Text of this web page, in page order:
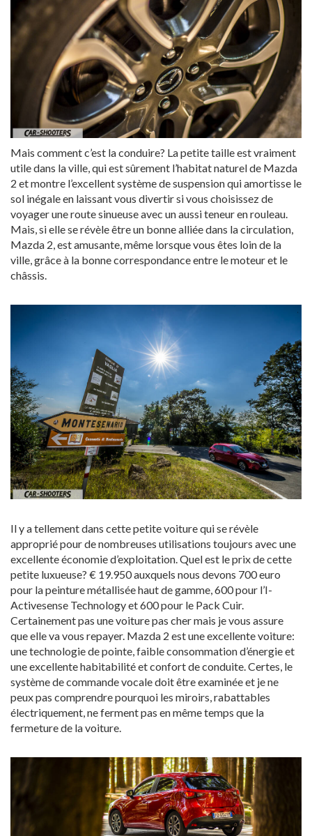
Mais comment c’est la conduire? La petite taille est vraiment
utile dans la ville, qui est sûrement l’habitat naturel de Mazda
2 et montre l’excellent système de suspension qui amortisse le
sol inégale en laissant vous divertir si vous choisissez de
voyager une route sinueuse avec un aussi teneur en rouleau.
Mais, si elle se révèle être un bonne alliée dans la circulation,
Mazda 2, est amusante, même lorsque vous êtes loin de la
ville, grâce à la bonne correspondance entre le moteur et le
châssis.
Il y a tellement dans cette petite voiture qui se révèle
approprié pour de nombreuses utilisations toujours avec une
excellente économie d’exploitation. Quel est le prix de cette
petite luxueuse? € 19.950 auxquels nous devons 700 euro
pour la peinture métallisée haut de gamme, 600 pour l’I-
Activesense Technology et 600 pour le Pack Cuir.
Certainement pas une voiture pas cher mais je vous assure
que elle va vous repayer. Mazda 2 est une excellente voiture:
une technologie de pointe, faible consommation d’énergie et
une excellente habitabilité et confort de conduite. Certes, le
système de commande vocale doit être examinée et je ne
peux pas comprendre pourquoi les miroirs, rabattables
électriquement, ne ferment pas en même temps que la
fermeture de la voiture.